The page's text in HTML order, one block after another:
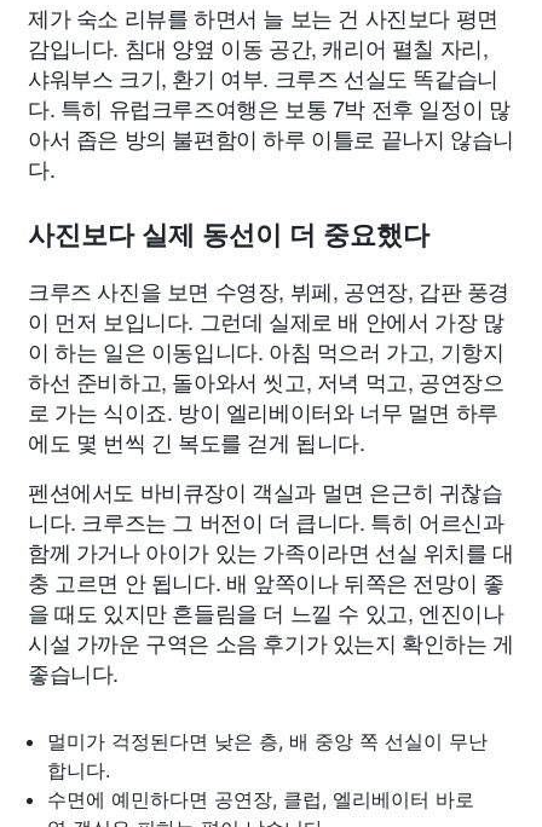
제가 숙소 리뷰를 하면서 늘 보는 건 사진보다 평면
감입니다. 침대 양옆 이동 공간, 캐리어 펼칠 자리,
샤워부스 크기, 환기 여부. 크루즈 선실도 똑같습니
다. 특히 유럽크루즈여행은 보통 7박 전후 일정이 많
아서 좁은 방의 불편함이 하루 이틀로 끝나지 않습니
다.
사진보다 실제 동선이 더 중요했다
크루즈 사진을 보면 수영장, 뷔페, 공연장, 갑판 풍경
이 먼저 보입니다. 그런데 실제로 배 안에서 가장 많
이 하는 일은 이동입니다. 아침 먹으러 가고, 기항지
하선 준비하고, 돌아와서 씻고, 저녁 먹고, 공연장으
로 가는 식이죠. 방이 엘리베이터와 너무 멀면 하루
에도 몇 번씩 긴 복도를 걷게 됩니다.
펜션에서도 바비큐장이 객실과 멀면 은근히 귀찮습
니다. 크루즈는 그 버전이 더 큽니다. 특히 어르신과
함께 가거나 아이가 있는 가족이라면 선실 위치를 대
충 고르면 안 됩니다. 배 앞쪽이나 뒤쪽은 전망이 좋
을 때도 있지만 흔들림을 더 느낄 수 있고, 엔진이나
시설 가까운 구역은 소음 후기가 있는지 확인하는 게
좋습니다.
멀미가 걱정된다면 낮은 층, 배 중앙 쪽 선실이 무난
합니다.
수면에 예민하다면 공연장, 클럽, 엘리베이터 바로